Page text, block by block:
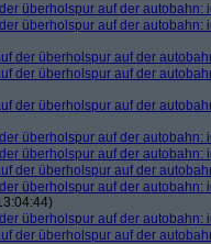
überholspur auf der autobahn:
überholspur auf der autobahn:
der überholspur auf der
der überholspur auf der
der überholspur auf der
überholspur auf der autobahn:
überholspur auf der autobahn:
der überholspur auf der
überholspur auf der autobahn:
überholspur auf der autobahn:
der überholspur auf der